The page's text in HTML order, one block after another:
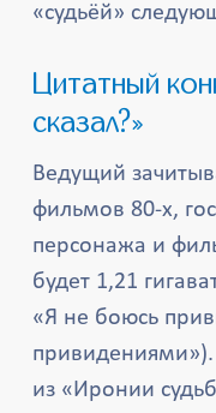
«судьёй»
Цитатный конкурс «Кто это
сказал?»
Ведущий
фильмов 80-х,
персонажа и
будет 1,21
«Я не боюсь
привидениями»).
из «Иронии